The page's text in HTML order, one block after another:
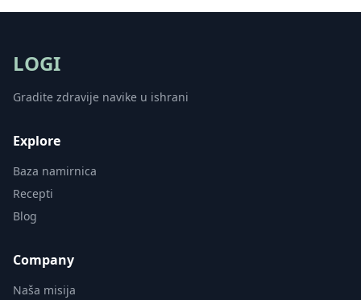
LOGI
Gradite zdravije navike u ishrani
Explore
Baza namirnica
Recepti
Blog
Company
Naša misija